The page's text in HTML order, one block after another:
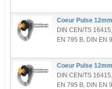
Coeur Pulse 12mm
DIN CEN/TS 16415,
EN 795 B, DIN EN
Coeur Pulse 12mm
DIN CEN/TS 16415,
EN 795 B, DIN EN